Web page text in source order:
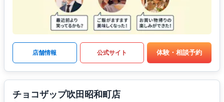
店舗情報 公式サイト 体験・相談予約
チョコザップ吹田昭和町店